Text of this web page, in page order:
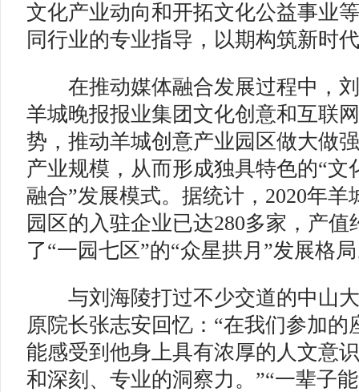
文化产业动向和开拓文化公益事业
同行业的专业指导，以期构筑新时
在推动媒体融合发展过程中，刘
羊城晚报报业集团文化创意和互联
势，推动羊城创意产业园区做大做
产业规模，从而形成独具特色的“文
融合”发展模式。据统计，2020年
园区的入驻企业已达280多家，产值
了“一园七区”的“众星拱月”发展格
与刘海陵打过不少交道的中山大
原院长张志安回忆：“在我们参加的
能感受到他身上具有浓厚的人文意
和深刻、专业的洞察力。”“一辈子